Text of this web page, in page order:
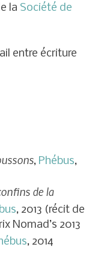
la Société de
entre écriture
, Phébus,
de la
, 2013 (récit de
Nomad’s 2013
, 2014